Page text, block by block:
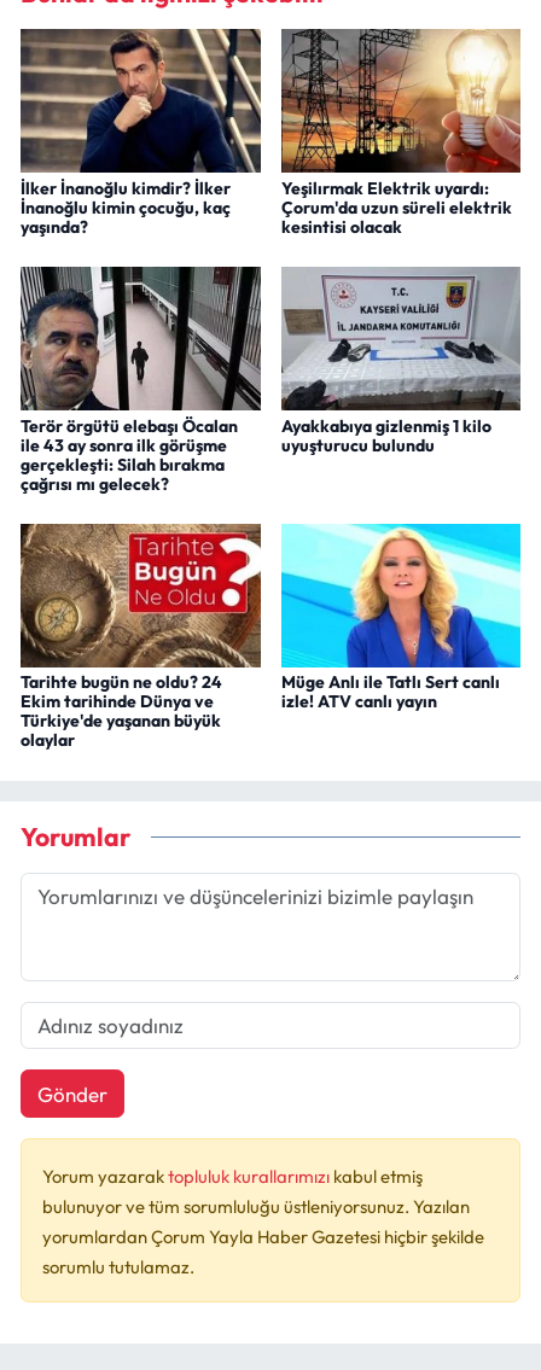
İlker İnanoğlu kimdir? İlker
İnanoğlu kimin çocuğu, kaç
yaşında?
Yeşilırmak Elektrik uyardı:
Çorum'da uzun süreli elektrik
kesintisi olacak
Terör örgütü elebaşı Öcalan
ile 43 ay sonra ilk görüşme
gerçekleşti: Silah bırakma
çağrısı mı gelecek?
Ayakkabıya gizlenmiş 1 kilo
uyuşturucu bulundu
Tarihte bugün ne oldu? 24
Ekim tarihinde Dünya ve
Türkiye'de yaşanan büyük
olaylar
Müge Anlı ile Tatlı Sert canlı
izle! ATV canlı yayın
Yorumlar
Gönder
Yorum yazaraktopluluk kurallarımızı kabul etmiş
bulunuyor ve tüm sorumluluğu üstleniyorsunuz. Yazılan
yorumlardan Çorum Yayla Haber Gazetesi hiçbir şekilde
sorumlu tutulamaz.